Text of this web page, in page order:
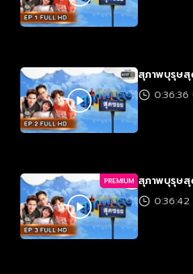
สุภาพบุรุษสุ
0:36:36
PREMIUM สุภาพบุรุษสุ
0:36:42